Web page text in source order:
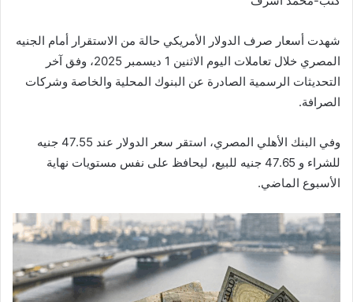
شهدت أسعار صرف الدولار الأمريكي حالة من الاستقرار أمام الجنيه
المصري خلال تعاملات اليوم الاثنين 1 ديسمبر 2025، وفق آخر
التحديثات الرسمية الصادرة عن البنوك المحلية والخاصة وشركات
الصرافة.
وفي البنك الأهلي المصري، استقر سعر الدولار عند 47.55 جنيه
للشراء و 47.65 جنيه للبيع، ليحافظ على نفس مستويات نهاية
الأسبوع الماضي.